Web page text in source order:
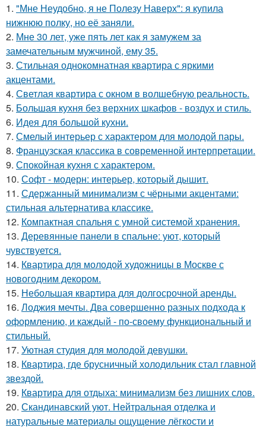
1. "Мне Неудобно, я не Полезу Наверх": я купила
нижнюю полку, но её заняли.
2. Мне 30 лет, уже пять лет как я замужем за
замечательным мужчиной, ему 35.
3. Стильная однокомнатная квартира с яркими
акцентами.
4. Светлая квартира с окном в волшебную реальность.
5. Большая кухня без верхних шкафов - воздух и стиль.
6. Идея для большой кухни.
7. Смелый интерьер с характером для молодой пары.
8. Французская классика в современной интерпретации.
9. Спокойная кухня с характером.
10. Софт - модерн: интерьер, который дышит.
11. Сдержанный минимализм с чёрными акцентами:
стильная альтернатива классике.
12. Компактная спальня с умной системой хранения.
13. Деревянные панели в спальне: уют, который
чувствуется.
14. Квартира для молодой художницы в Москве с
новогодним декором.
15. Небольшая квартира для долгосрочной аренды.
16. Лоджия мечты. Два совершенно разных подхода к
оформлению, и каждый - по-своему функциональный и
стильный.
17. Уютная студия для молодой девушки.
18. Квартира, где брусничный холодильник стал главной
звездой.
19. Квартира для отдыха: минимализм без лишних слов.
20. Скандинавский уют. Нейтральная отделка и
натуральные материалы ощущение лёгкости и